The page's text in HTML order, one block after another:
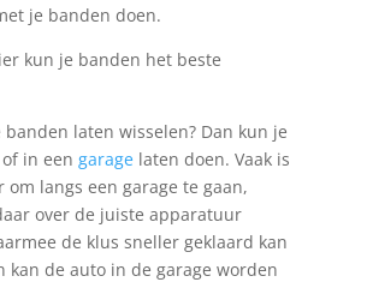
je banden doen.
kun je banden het beste
banden laten wisselen? Dan kun je
in een garagelaten doen. Vaak is
om langs een garage te gaan,
over de juiste apparatuur
de klus sneller geklaard kan
kan de auto in de garage worden